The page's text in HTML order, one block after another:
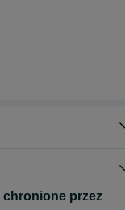
chronione przez